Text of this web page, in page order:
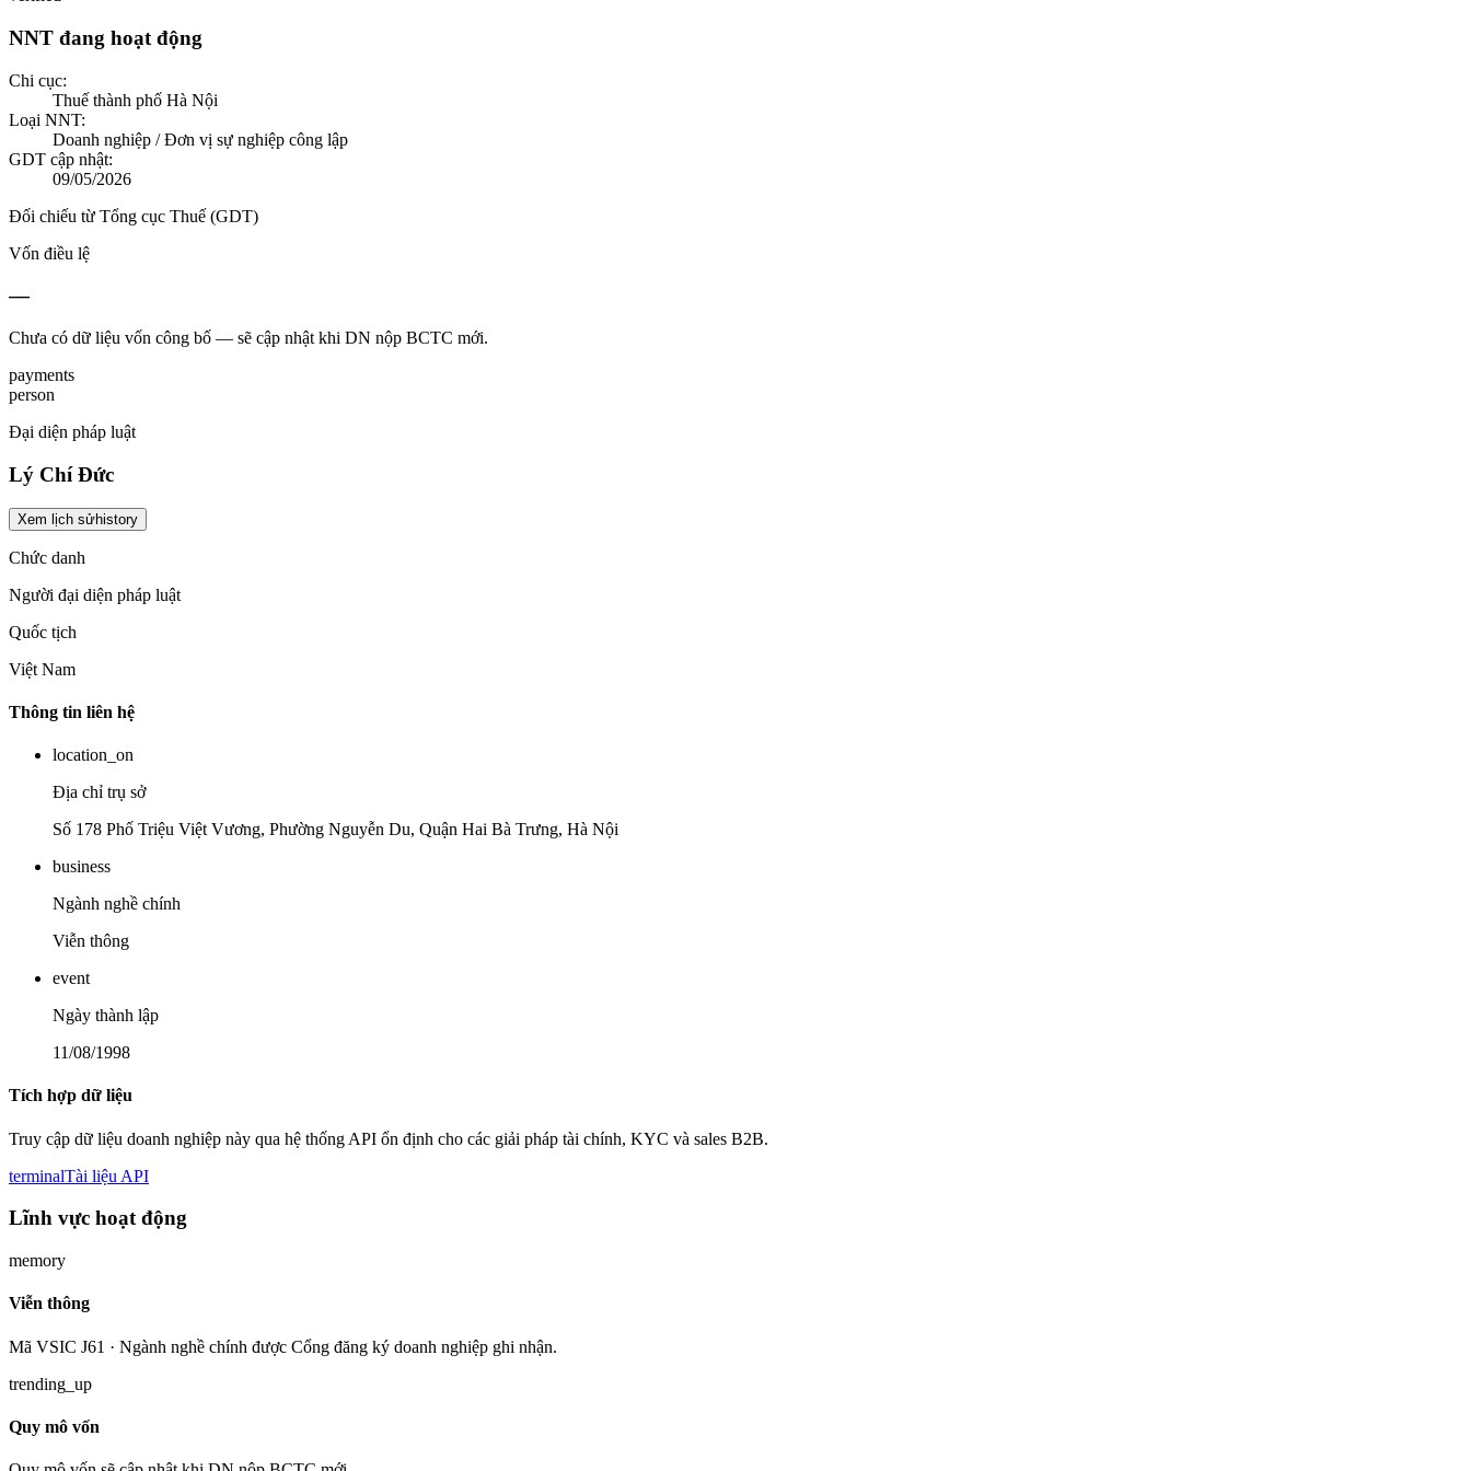
NNT đang hoạt động
Chi cục:
Thuế thành phố Hà Nội
Loại NNT:
Doanh nghiệp / Đơn vị sự nghiệp công lập
GDT cập nhật:
09/05/2026
Đối chiếu từ Tổng cục Thuế (GDT)
Vốn điều lệ
—
Chưa có dữ liệu vốn công bố — sẽ cập nhật khi DN nộp BCTC mới.
payments
person
Đại diện pháp luật
Lý Chí Đức
Xem lịch sửhistory
Chức danh
Người đại diện pháp luật
Quốc tịch
Việt Nam
Thông tin liên hệ
location_on
Địa chỉ trụ sở
Số 178 Phố Triệu Việt Vương, Phường Nguyễn Du, Quận Hai Bà Trưng, Hà Nội
business
Ngành nghề chính
Viễn thông
event
Ngày thành lập
11/08/1998
Tích hợp dữ liệu
Truy cập dữ liệu doanh nghiệp này qua hệ thống API ổn định cho các giải pháp tài chính, KYC và sales B2B.
terminalTài liệu API
Lĩnh vực hoạt động
memory
Viễn thông
Mã VSIC J61 · Ngành nghề chính được Cổng đăng ký doanh nghiệp ghi nhận.
trending_up
Quy mô vốn